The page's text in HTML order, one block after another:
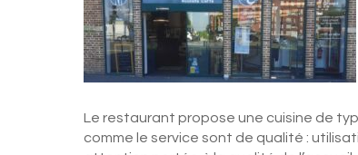
Le restaurant propose une cuisine de
comme le service sont de qualité :